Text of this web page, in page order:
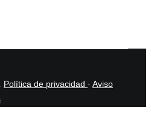
Política de privacidad - Aviso